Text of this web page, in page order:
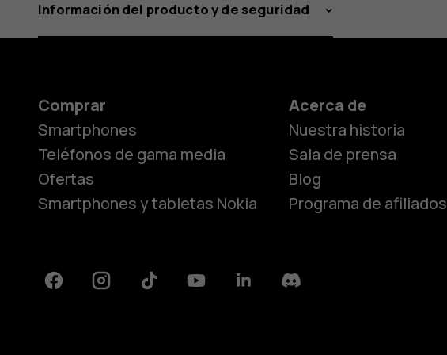
Información del producto y de seguridad
Comprar
Smartphones
Teléfonos de gama media
Ofertas
Smartphones y tabletas Nokia
Acerca de
Nuestra historia
Sala de prensa
Blog
Programa de afiliados
FacebookInstagramTiktok YoutubeLinkedinDiscord